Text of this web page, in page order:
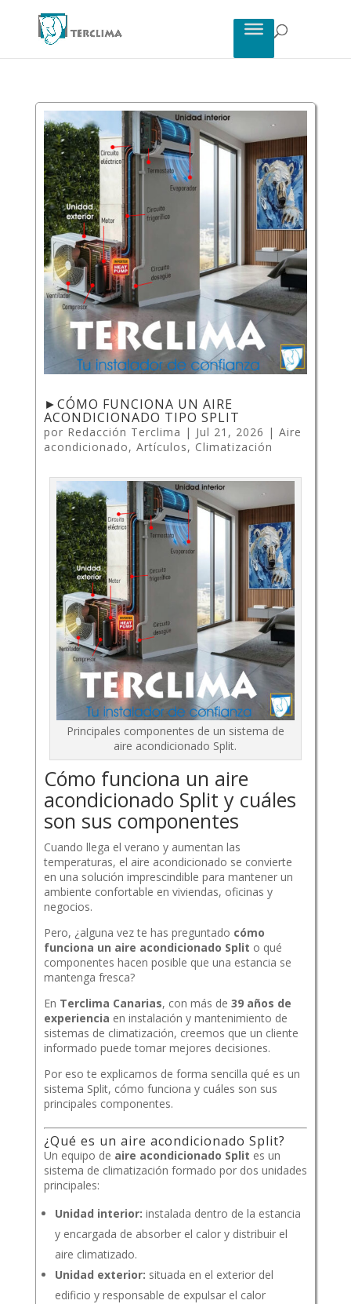
►CÓMO FUNCIONA UN AIRE
ACONDICIONADO TIPO SPLIT
por Redacción Terclima | Jul 21, 2026 | Aire
acondicionado, Artículos, Climatización
Principales componentes de un sistema de
aire acondicionado Split.
Cómo funciona un aire
acondicionado Split y cuáles
son sus componentes
Cuando llega el verano y aumentan las
temperaturas, el aire acondicionado se convierte
en una solución imprescindible para mantener un
ambiente confortable en viviendas, oficinas y
negocios.
Pero, ¿alguna vez te has preguntado cómo
funciona un aire acondicionado Split o qué
componentes hacen posible que una estancia se
mantenga fresca?
En Terclima Canarias, con más de 39 años de
experiencia en instalación y mantenimiento de
sistemas de climatización, creemos que un cliente
informado puede tomar mejores decisiones.
Por eso te explicamos de forma sencilla qué es un
sistema Split, cómo funciona y cuáles son sus
principales componentes.
¿Qué es un aire acondicionado Split?
Un equipo de aire acondicionado Split es un
sistema de climatización formado por dos unidades
principales:
Unidad interior: instalada dentro de la estancia
y encargada de absorber el calor y distribuir el
aire climatizado.
Unidad exterior: situada en el exterior del
edificio y responsable de expulsar el calor